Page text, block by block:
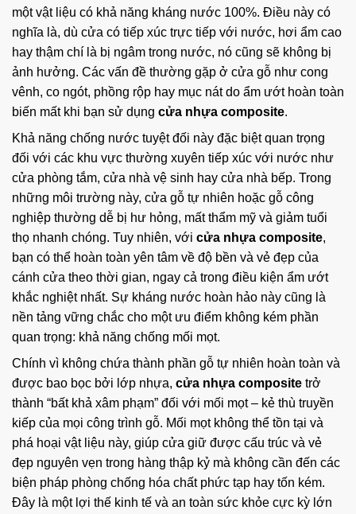
một vật liệu có khả năng kháng nước 100%. Điều này có
nghĩa là, dù cửa có tiếp xúc trực tiếp với nước, hơi ẩm cao
hay thậm chí là bị ngâm trong nước, nó cũng sẽ không bị
ảnh hưởng. Các vấn đề thường gặp ở cửa gỗ như cong
vênh, co ngót, phồng rộp hay mục nát do ẩm ướt hoàn toàn
biến mất khi bạn sử dụng cửa nhựa composite.
Khả năng chống nước tuyệt đối này đặc biệt quan trọng
đối với các khu vực thường xuyên tiếp xúc với nước như
cửa phòng tắm, cửa nhà vệ sinh hay cửa nhà bếp. Trong
những môi trường này, cửa gỗ tự nhiên hoặc gỗ công
nghiệp thường dễ bị hư hỏng, mất thẩm mỹ và giảm tuổi
thọ nhanh chóng. Tuy nhiên, với cửa nhựa composite,
bạn có thể hoàn toàn yên tâm về độ bền và vẻ đẹp của
cánh cửa theo thời gian, ngay cả trong điều kiện ẩm ướt
khắc nghiệt nhất. Sự kháng nước hoàn hảo này cũng là
nền tảng vững chắc cho một ưu điểm không kém phần
quan trọng: khả năng chống mối mọt.
Chính vì không chứa thành phần gỗ tự nhiên hoàn toàn và
được bao bọc bởi lớp nhựa, cửa nhựa composite trở
thành “bất khả xâm phạm” đối với mối mọt – kẻ thù truyền
kiếp của mọi công trình gỗ. Mối mọt không thể tồn tại và
phá hoại vật liệu này, giúp cửa giữ được cấu trúc và vẻ
đẹp nguyên vẹn trong hàng thập kỷ mà không cần đến các
biện pháp phòng chống hóa chất phức tạp hay tốn kém.
Đây là một lợi thế kinh tế và an toàn sức khỏe cực kỳ lớn